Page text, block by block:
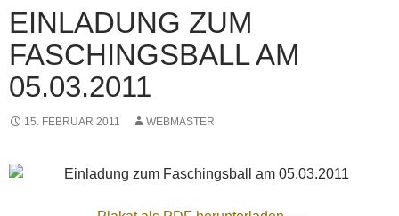
EINLADUNG ZUM
FASCHINGSBALL AM
05.03.2011
15. FEBRUAR 2011 WEBMASTER